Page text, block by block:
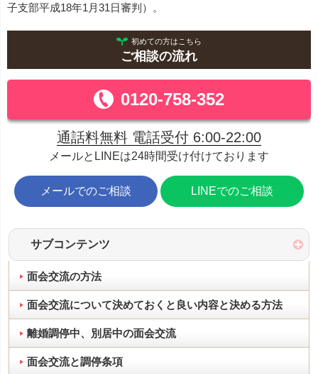
子支部平成18年1月31日審判）。
初めての方はこちら
ご相談の流れ
0120-758-352
通話料無料 電話受付 6:00-22:00
メールとLINEは24時間受け付けております
メールでのご相談 LINEでのご相談
サブコンテンツ
面会交流の方法
面会交流について決めておくと良い内容と決める方法
離婚調停中、別居中の面会交流
面会交流と調停条項